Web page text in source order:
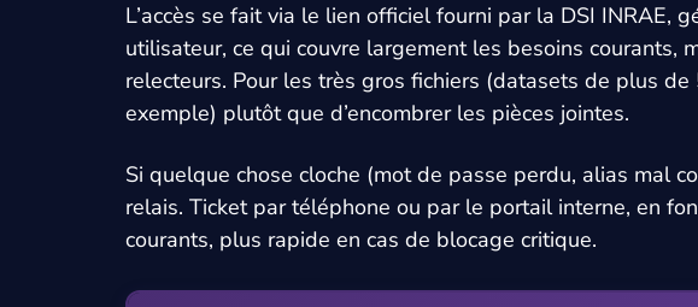
L’accès se fait via le lien officiel fourni par la DSI INRAE,
utilisateur, ce qui couvre largement les besoins courants,
relecteurs. Pour les très gros fichiers (datasets de plus
exemple) plutôt que d’encombrer les pièces jointes.
Si quelque chose cloche (mot de passe perdu, alias mal
relais. Ticket par téléphone ou par le portail interne, en
courants, plus rapide en cas de blocage critique.